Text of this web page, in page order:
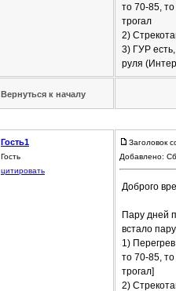
то 70-85,
трогал
2)
3) ГУР
руля
Вернуться к началу
Гость1
Гость
цитировать
Заголовок
Добавлено:
Доброго
Пару дней
встало
1)
то 70-85,
трогал]
2)